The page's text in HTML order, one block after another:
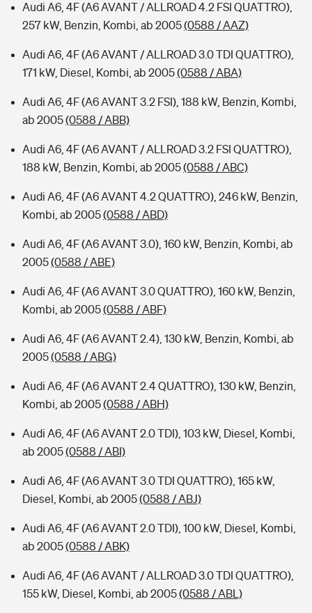
Audi A6, 4F (A6 AVANT / ALLROAD 4.2 FSI QUATTRO),
257 kW, Benzin, Kombi, ab 2005(0588 / AAZ)
Audi A6, 4F (A6 AVANT / ALLROAD 3.0 TDI QUATTRO),
171 kW, Diesel, Kombi, ab 2005(0588 / ABA)
Audi A6, 4F (A6 AVANT 3.2 FSI), 188 kW, Benzin, Kombi,
ab 2005(0588 / ABB)
Audi A6, 4F (A6 AVANT / ALLROAD 3.2 FSI QUATTRO),
188 kW, Benzin, Kombi, ab 2005(0588 / ABC)
Audi A6, 4F (A6 AVANT 4.2 QUATTRO), 246 kW, Benzin,
Kombi, ab 2005(0588 / ABD)
Audi A6, 4F (A6 AVANT 3.0), 160 kW, Benzin, Kombi, ab
2005(0588 / ABE)
Audi A6, 4F (A6 AVANT 3.0 QUATTRO), 160 kW, Benzin,
Kombi, ab 2005(0588 / ABF)
Audi A6, 4F (A6 AVANT 2.4), 130 kW, Benzin, Kombi, ab
2005(0588 / ABG)
Audi A6, 4F (A6 AVANT 2.4 QUATTRO), 130 kW, Benzin,
Kombi, ab 2005(0588 / ABH)
Audi A6, 4F (A6 AVANT 2.0 TDI), 103 kW, Diesel, Kombi,
ab 2005(0588 / ABI)
Audi A6, 4F (A6 AVANT 3.0 TDI QUATTRO), 165 kW,
Diesel, Kombi, ab 2005(0588 / ABJ)
Audi A6, 4F (A6 AVANT 2.0 TDI), 100 kW, Diesel, Kombi,
ab 2005(0588 / ABK)
Audi A6, 4F (A6 AVANT / ALLROAD 3.0 TDI QUATTRO),
155 kW, Diesel, Kombi, ab 2005(0588 / ABL)